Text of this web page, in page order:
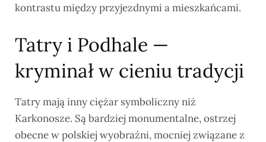
kontrastu między przyjezdnymi a mieszkańcami.
Tatry i Podhale —
kryminał w cieniu tradycji
Tatry mają inny ciężar symboliczny niż
Karkonosze. Są bardziej monumentalne, ostrzej
obecne w polskiej wyobraźni, mocniej związane z